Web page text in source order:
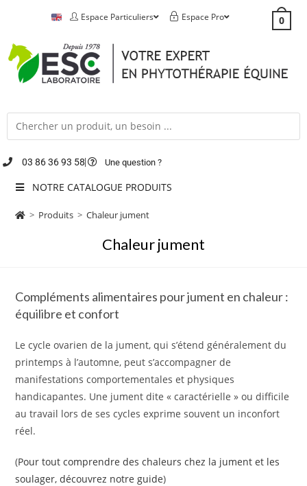
Espace Particuliers Espace Pro 0
03 86 36 93 58 Une question ?
NOTRE CATALOGUE PRODUITS
> Produits > Chaleur jument
Chaleur jument
Compléments alimentaires pour jument en chaleur :
équilibre et confort
Le cycle ovarien de la jument, qui s’étend généralement du
printemps à l’automne, peut s’accompagner de
manifestations comportementales et physiques
handicapantes. Une jument dite « caractérielle » ou difficile
au travail lors de ses cycles exprime souvent un inconfort
réel.
(Pour tout comprendre des chaleurs chez la jument et les
soulager, découvrez notre guide)